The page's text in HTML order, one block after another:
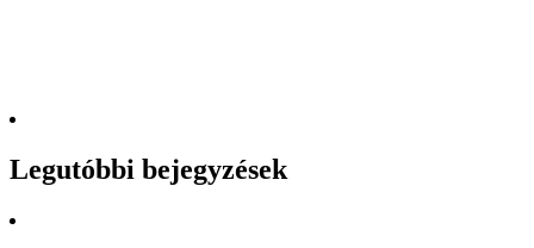
Legutóbbi bejegyzések